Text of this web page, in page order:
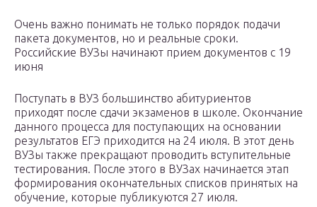
Очень важно понимать не только порядок подачи
пакета документов, но и реальные сроки.
Российские ВУЗы начинают прием документов с 19
июня
Поступать в ВУЗ большинство абитуриентов
приходят после сдачи экзаменов в школе. Окончание
данного процесса для поступающих на основании
результатов ЕГЭ приходится на 24 июля. В этот день
ВУЗы также прекращают проводить вступительные
тестирования. После этого в ВУЗах начинается этап
формирования окончательных списков принятых на
обучение, которые публикуются 27 июля.